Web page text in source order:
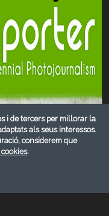
i de tercers per millorar la
als seus interessos.
considerem que
.